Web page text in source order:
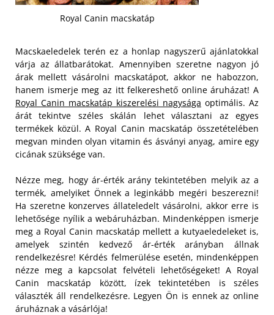
Royal Canin macskatáp
Macskaeledelek terén ez a honlap nagyszerű ajánlatokkal
várja az állatbarátokat. Amennyiben szeretne nagyon jó
árak mellett vásárolni macskatápot, akkor ne habozzon,
hanem ismerje meg az itt felkereshető online áruházat! A
Royal Canin macskatáp kiszerelési nagysága optimális. Az
árát tekintve széles skálán lehet választani az egyes
termékek közül. A Royal Canin macskatáp összetételében
megvan minden olyan vitamin és ásványi anyag, amire egy
cicának szüksége van.
Nézze meg, hogy ár-érték arány tekintetében melyik az a
termék, amelyiket Önnek a leginkább megéri beszerezni!
Ha szeretne konzerves állateledelt vásárolni, akkor erre is
lehetősége nyílik a webáruházban. Mindenképpen ismerje
meg a Royal Canin macskatáp mellett a kutyaeledeleket is,
amelyek szintén kedvező ár-érték arányban állnak
rendelkezésre! Kérdés felmerülése esetén, mindenképpen
nézze meg a kapcsolat felvételi lehetőségeket! A Royal
Canin macskatáp között, ízek tekintetében is széles
választék áll rendelkezésre. Legyen Ön is ennek az online
áruháznak a vásárlója!